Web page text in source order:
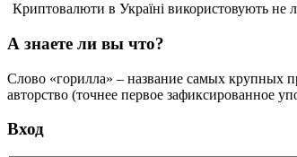
Криптовалюти в Україні використовують не
А знаете ли вы что?
Слово «горилла» – название самых крупных
авторство (точнее первое зафиксированное
Вход